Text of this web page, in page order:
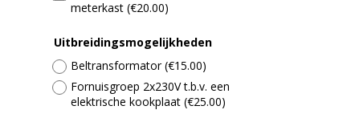
meterkast (€20.00)
Uitbreidingsmogelijkheden
Beltransformator(€15.00)
Fornuisgroep 2x230V t.b.v. een
elektrische kookplaat (€25.00)